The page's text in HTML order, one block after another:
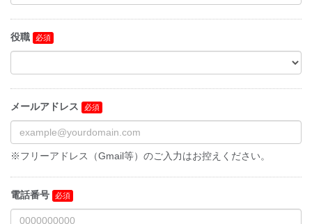
役職
メールアドレス
※フリーアドレス（Gmail等）のご入力はお控えください。
電話番号